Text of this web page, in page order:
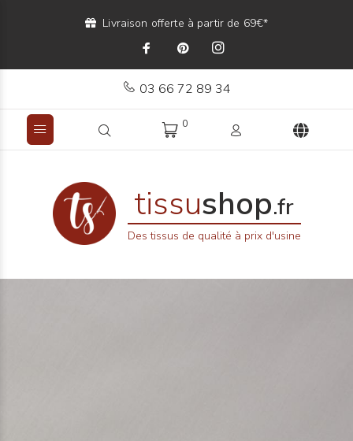
Livraison offerte à partir de 69€*
03 66 72 89 34
0
tissushop.fr
Des tissus de qualité à prix d'usine